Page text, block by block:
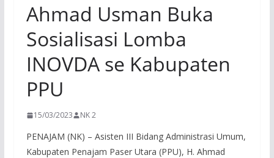
Ahmad Usman Buka
Sosialisasi Lomba
INOVDA se Kabupaten
PPU
15/03/2023 NK 2
PENAJAM (NK) – Asisten III Bidang Administrasi Umum,
Kabupaten Penajam Paser Utara (PPU), H. Ahmad